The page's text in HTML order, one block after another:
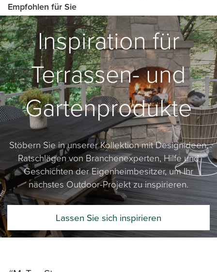
Empfohlen für Sie
Inspiration für
Terrassen- und
Gartenprodukte
Stöbern Sie in unserer Kollektion mit Designideen,
Ratschlägen von Branchenexperten, Hilfe und
Geschichten der Eigenheimbesitzer, um Ihr
nächstes Outdoor-Projekt zu inspirieren.
Lassen Sie sich inspirieren